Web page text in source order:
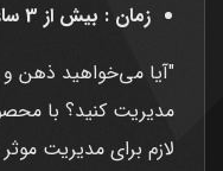
زمان : بیش از 3 ساعت
"آیا می‌خواهید ذهن و
مدیریت کنید؟ با
لازم برای مدیریت